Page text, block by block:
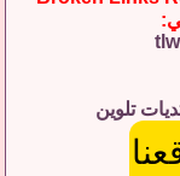
تلوين